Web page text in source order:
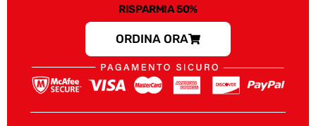
RISPARMIA 50%
ORDINA ORA